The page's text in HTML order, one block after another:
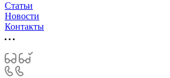
Статьи
Новости
Контакты